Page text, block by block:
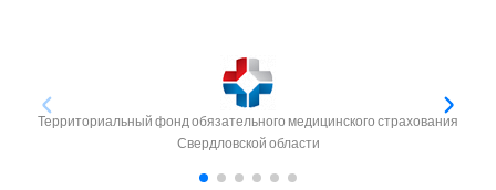
Территориальный фонд обязательного медицинского страхования
Свердловской области